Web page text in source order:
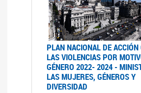
PLAN NACIONAL DE ACCIÓN
LAS VIOLENCIAS POR
GÉNERO 2022- 2024 -
LAS MUJERES, GÉNEROS Y
DIVERSIDAD